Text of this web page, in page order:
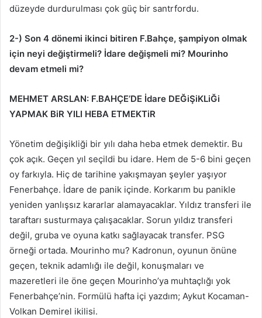
düzeyde durdurulması çok güç bir santrfordu.
2-) Son 4 dönemi ikinci bitiren F.Bahçe, şampiyon olmak
için neyi değiştirmeli? İdare değişmeli mi? Mourinho
devam etmeli mi?
MEHMET ARSLAN: F.BAHÇE’DE İdare DEĞiŞiKLiĞi
YAPMAK BiR YILI HEBA ETMEKTiR
Yönetim değişikliği bir yılı daha heba etmek demektir. Bu
çok açık. Geçen yıl seçildi bu idare. Hem de 5-6 bini geçen
oy farkıyla. Hiç de tarihine yakışmayan şeyler yaşıyor
Fenerbahçe. İdare de panik içinde. Korkarım bu panikle
yeniden yanlışsız kararlar alamayacaklar. Yıldız transferi ile
taraftarı susturmaya çalışacaklar. Sorun yıldız transferi
değil, gruba ve oyuna katkı sağlayacak transfer. PSG
örneği ortada. Mourinho mu? Kadronun, oyunun önüne
geçen, teknik adamlığı ile değil, konuşmaları ve
mazeretleri ile öne geçen Mourinho’ya muhtaçlığı yok
Fenerbahçe’nin. Formülü hafta içi yazdım; Aykut Kocaman-
Volkan Demirel ikilisi.